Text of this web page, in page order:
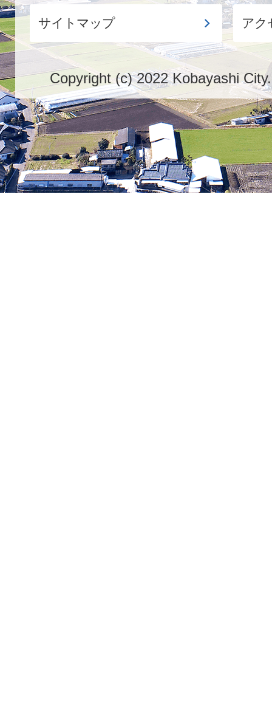
サイトマップ アク
Copyright (c) 2022 Kobayashi